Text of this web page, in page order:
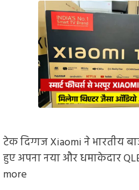
टेक दिग्गज Xiaomi ने भारतीय
हुए अपना नया और धमाकेदार
more